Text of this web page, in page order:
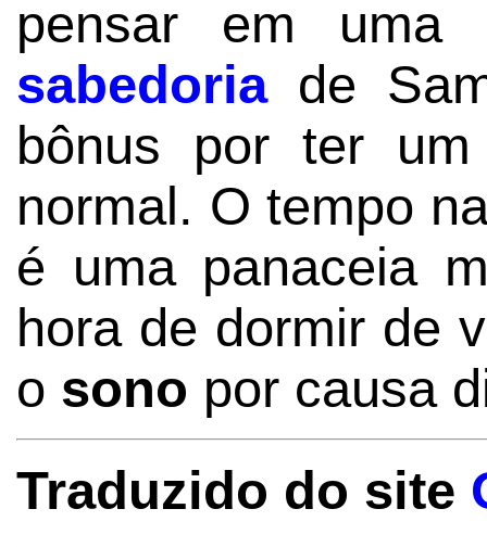
pensar em
sabedoriade
bônus por ter
normal. O tempo
é uma panaceia
hora de dormir de
o sono por causa
Traduzido do site